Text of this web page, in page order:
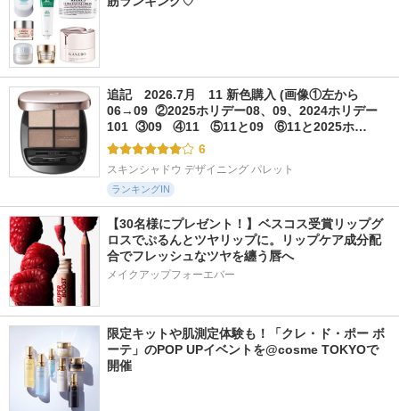
追記　2026.7月　11 新色購入 (画像①左から
06→09  ②2025ホリデー08、09、2024ホリデー
101  ③09   ④11   ⑤11と09   ⑥11と2025ホ…
6
スキンシャドウ デザイニング パレット
ランキングIN
【30名様にプレゼント！】ベスコス受賞リップグ
ロスでぷるんとツヤリップに。リップケア成分配
合でフレッシュなツヤを纏う唇へ
メイクアップフォーエバー
限定キットや肌測定体験も！「クレ・ド・ポー ボ
ーテ」のPOP UPイベントを@cosme TOKYOで
開催